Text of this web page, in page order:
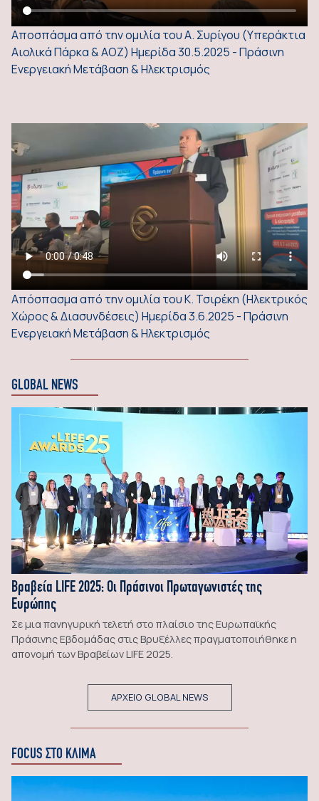
Αποσπάσμα από την ομιλία του Α. Συρίγου (Υπεράκτια
Αιολικά Πάρκα & ΑΟΖ) Ημερίδα 30.5.2025 - Πράσινη
Ενεργειακή Μετάβαση & Ηλεκτρισμός
Απόσπασμα από την ομιλία του Κ. Τσιρέκη (Ηλεκτρικός
Χώρος & Διασυνδέσεις) Ημερίδα 3.6.2025 - Πράσινη
Ενεργειακή Μετάβαση & Ηλεκτρισμός
GLOBAL NEWS
Βραβεία LIFE 2025: Οι Πράσινοι Πρωταγωνιστές της
Ευρώπης
Σε μια πανηγυρική τελετή στο πλαίσιο της Ευρωπαϊκής
Πράσινης Εβδομάδας στις Βρυξέλλες πραγματοποιήθηκε η
απονομή των Βραβείων LIFE 2025.
ΑΡΧΕΙΟ GLOBAL NEWS
FOCUS ΣΤΟ ΚΛΙΜΑ